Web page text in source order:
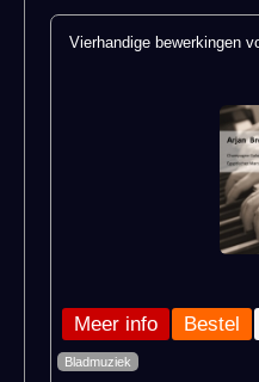
Vierhandige bewerkingen
Meer info
Bladmuziek